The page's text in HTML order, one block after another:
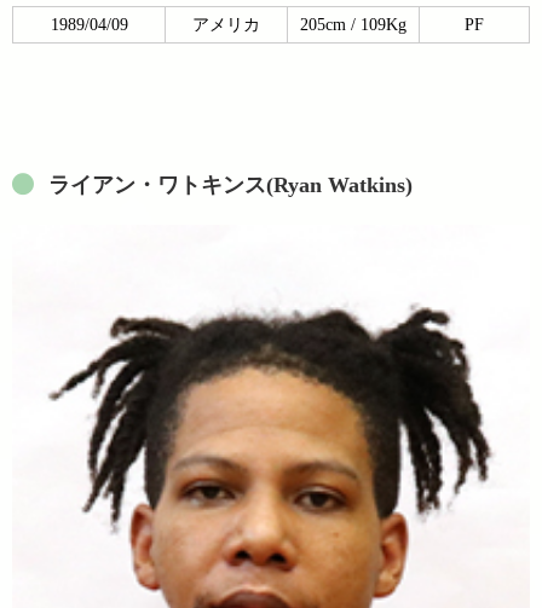
1989/04/09 アメリカ 205cm / 109Kg PF
ライアン・ワトキンス(Ryan Watkins)